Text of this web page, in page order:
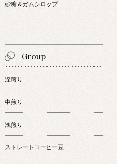
砂糖＆ガムシロップ
Group
深煎り
中煎り
浅煎り
ストレートコーヒー豆